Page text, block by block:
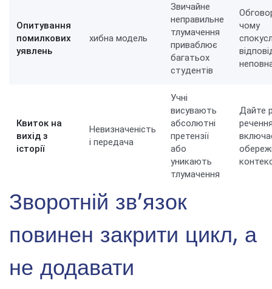
Опитування
помилкових
уявлень
хибна модель
Звичайне
неправильне
тлумачення
приваблює
багатьох
студентів
чому
Квиток на
вихід з
історії
Невизначеність
і передача
Учні
висувають
абсолютні
претензії
або
уникають
тлумачення
Дайте
Зворотній зв’язок
повинен закрити цикл, а
не додавати